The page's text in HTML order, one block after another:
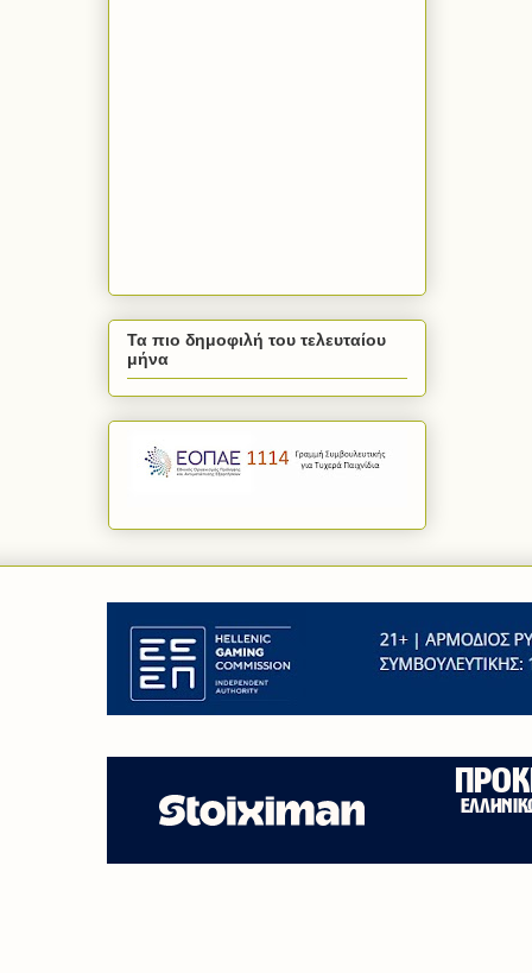
Τα πιο δημοφιλή του τελευταίου
μήνα